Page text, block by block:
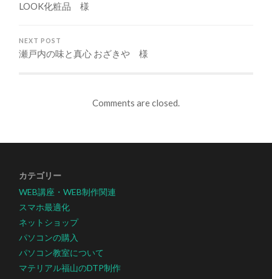
LOOK化粧品 様
NEXT POST
瀬戸内の味と真心 おざきや 様
Comments are closed.
カテゴリー
WEB講座・WEB制作関連
スマホ最適化
ネットショップ
パソコンの購入
パソコン教室について
マテリアル福山のDTP制作